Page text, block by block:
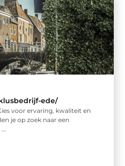
ede/
voor ervaring, kwaliteit en
je op zoek naar een